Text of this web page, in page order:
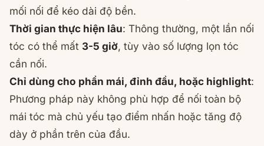
mối nối để kéo dài độ bền.
Thời gian thực hiện lâu: Thông thường, một lần nối
tóc có thể mất 3-5 giờ, tùy vào số lượng lọn tóc
cần nối.
Chỉ dùng cho phần mái, đỉnh đầu, hoặc highlight:
Phương pháp này không phù hợp để nối toàn bộ
mái tóc mà chủ yếu tạo điểm nhấn hoặc tăng độ
dày ở phần trên của đầu.